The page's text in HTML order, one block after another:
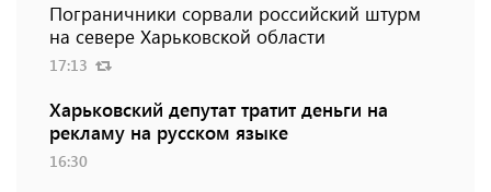
Пограничники сорвали российский штурм
на севере Харьковской области
17:13
Харьковский депутат тратит деньги на
рекламу на русском языке
16:30